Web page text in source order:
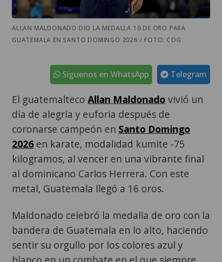
ALLAN MALDONADO DIO LA MEDALLA 16 DE ORO PARA
GUATEMALA EN SANTO DOMINGO 2026 / FOTO: COG
Telegram
Síguenos en WhatsApp
El guatemalteco Allan Maldonado vivió un
día de alegría y euforia después de
coronarse campeón en Santo Domingo
2026 en karate, modalidad kumite -75
kilogramos, al vencer en una vibrante final
al dominicano Carlos Herrera. Con este
metal, Guatemala llegó a 16 oros.
Maldonado celebró la medalla de oro con la
bandera de Guatemala en lo alto, haciendo
sentir su orgullo por los colores azul y